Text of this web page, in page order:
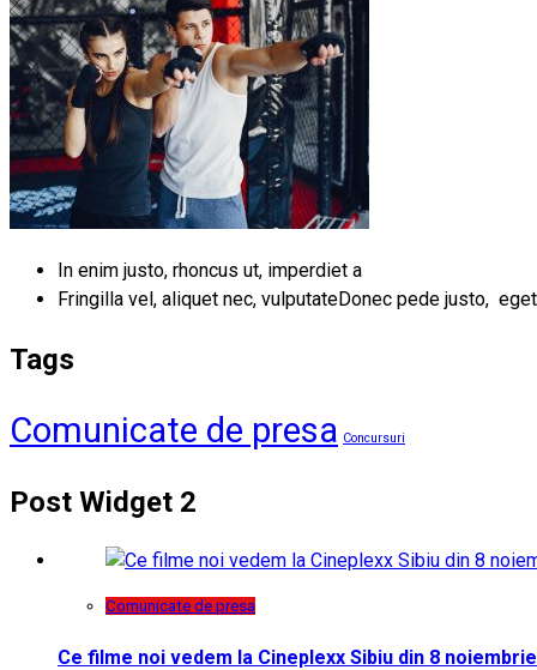
In enim justo, rhoncus ut, imperdiet a
Fringilla vel, aliquet nec, vulputateDonec pede justo,
Tags
Comunicate de presa Concursuri
Post Widget 2
Comunicate de presa
Ce filme noi vedem la Cineplexx Sibiu din 8 noiembrie